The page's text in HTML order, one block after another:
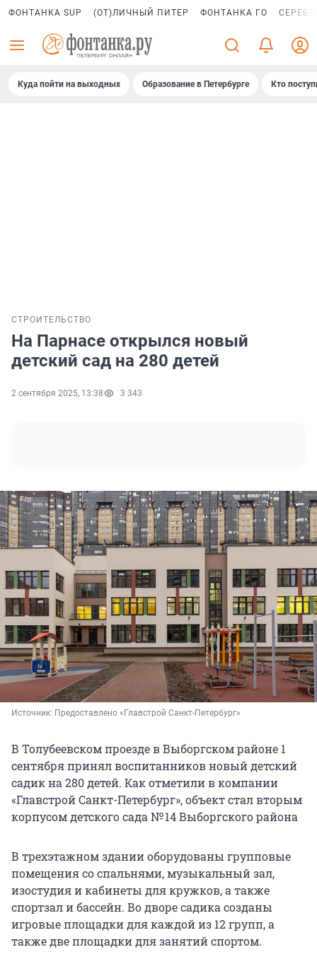
ФОНТАНКА SUP (ОТ)ЛИЧНЫЙ ПИТЕР ФОНТАНКА ГО
Куда пойти на выходных Образование в Петербурге Кто
СТРОИТЕЛЬСТВО
На Парнасе открылся новый
детский сад на 280 детей
2 сентября 2025, 13:38 3 343
Источник: Предоставлено «Главстрой Санкт-Петербург»
В Толубеевском проезде в Выборгском районе 1
сентября принял воспитанников новый детский
садик на 280 детей. Как отметили в компании
«Главстрой Санкт-Петербург», объект стал вторым
корпусом детского сада № 14 Выборгского района
В трехэтажном здании оборудованы групповые
помещения со спальнями, музыкальный зал,
изостудия и кабинеты для кружков, а также
спортзал и бассейн. Во дворе садика созданы
игровые площадки для каждой из 12 групп, а
также две площадки для занятий спортом.